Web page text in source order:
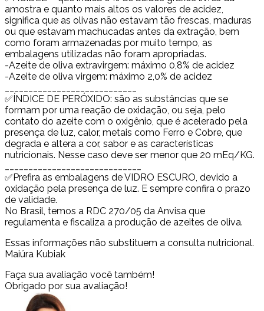
amostra e quanto mais altos os valores de acidez,
significa que as olivas não estavam tão frescas, maduras
ou que estavam machucadas antes da extração, bem
como foram armazenadas por muito tempo, as
embalagens utilizadas não foram apropriadas.
-Azeite de oliva extravirgem: máximo 0,8% de acidez
-Azeite de oliva virgem: máximo 2,0% de acidez
✅ÍNDICE DE PERÓXIDO: são as substâncias que se
formam por uma reação de oxidação, ou seja, pelo
contato do azeite com o oxigênio, que é acelerado pela
presença de luz, calor, metais como Ferro e Cobre, que
degrada e altera a cor, sabor e as características
nutricionais. Nesse caso deve ser menor que 20 mEq/KG.
✅Prefira as embalagens de VIDRO ESCURO, devido a
oxidação pela presença de luz. E sempre confira o prazo
de validade.
No Brasil, temos a RDC 270/05 da Anvisa que
regulamenta e fiscaliza a produção de azeites de oliva.
Essas informações não substituem a consulta nutricional.
Maiúra Kubiak
Faça sua avaliação você também!
Obrigado por sua avaliação!